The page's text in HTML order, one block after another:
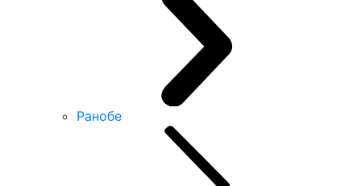
Ранобе